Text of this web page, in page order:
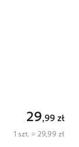
29,99 zł
1 szt. = 29,99 zł